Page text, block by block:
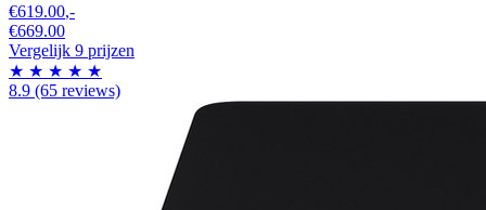
€619.00,-
€669.00
Vergelijk 9 prijzen
★ ★ ★ ★ ★
8.9 (65 reviews)